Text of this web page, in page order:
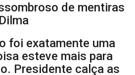
de mentiras
foi exatamente uma
esteve mais para
Presidente calça as